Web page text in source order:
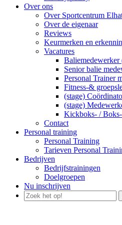
Over ons
Over Sportcentrum
Over de eigenaar
Reviews
Keurmerken en
Vacatures
Baliemedewerker
Senior balie
Personal Trainer
Fitness-&
(stage)
(stage)
Kickboks- /
Contact
Personal training
Personal Training
Tarieven Personal
Bedrijven
Bedrijfstrainingen
Doelgroepen
Nu inschrijven